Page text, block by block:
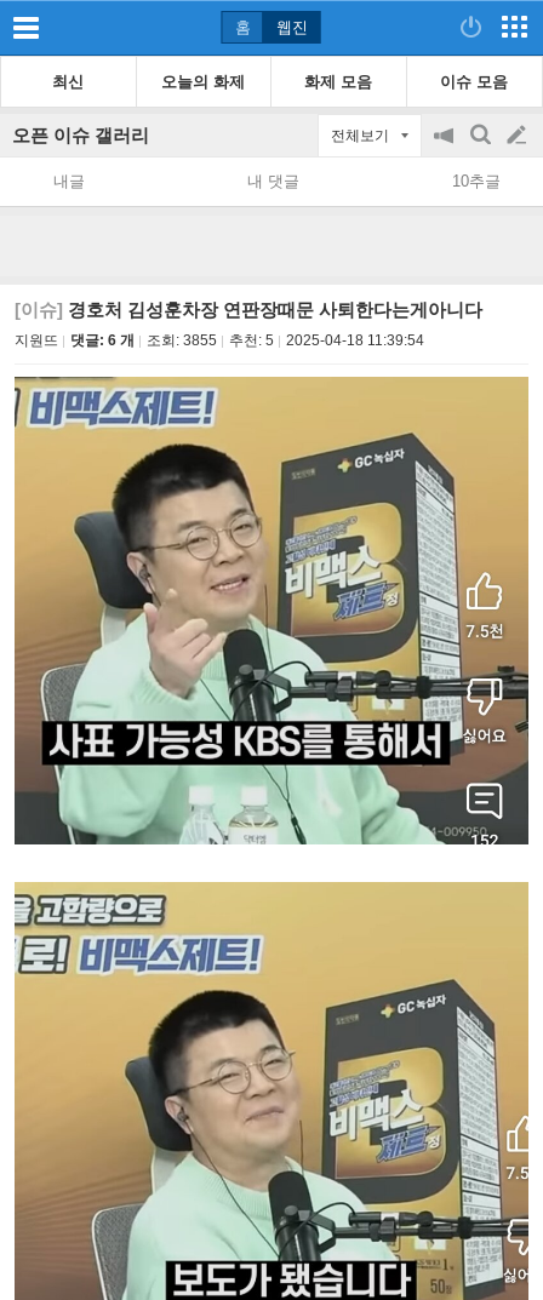
홈 웹진
최신 오늘의 화제 화제 모음 이슈 모음
오픈 이슈 갤러리 전체보기
공
지
on/off
검
색
글
쓰
내글 내 댓글 10추글
[이슈] 경호처 김성훈차장 연판장때문 사퇴한다는게아니다
지원뜨 댓글: 6 개 조회: 3855 추천: 5 2025-04-18 11:39:54